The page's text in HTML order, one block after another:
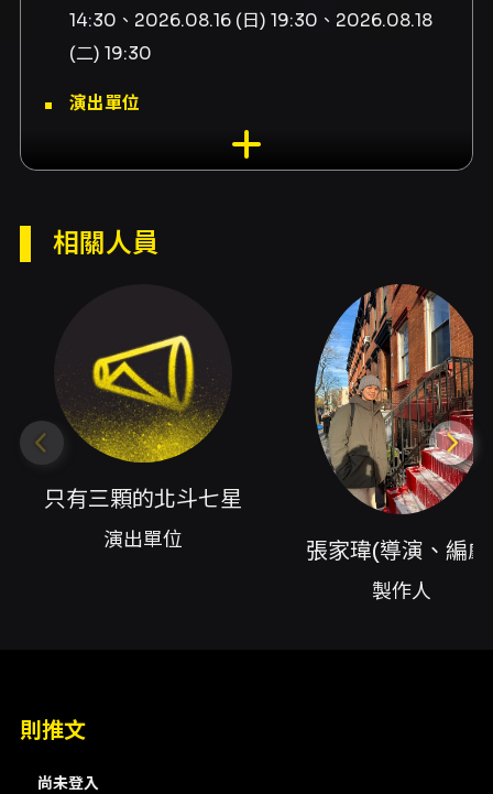
14:30、2026.08.16 (日) 19:30、2026.08.18
(二) 19:30
演出單位
只有三顆的北斗七星劇團
潭路1號
演出單位只有三顆的北斗七星、製作人張家瑋(導
演、編劇)、共同導演周宸均、演員陳映潔、主辦
單位臺北市政府、主辦單位只有三顆的北斗七
星、承辦單位臺北表演藝術中心(TPAC)、共同編
劇張家瑋(導演、編劇)、共同編導陳映潔、創作
陪伴陳姿卉、創作陪伴Sogare、視覺設計
Sogare、燈光設計李宛曈 Tia、服裝統籌邱冠瑛
演員、本我、替身與觀看之間的界線加以攪亂與
重新檢視。作品的敘事核心圍繞「小映子」這個
真實事件中的人物：自2023年起，有人長期冒用
相關人員
只有三顆的北斗七星
演出單位 張家瑋(導演、編
製作人
則推文
尚未登入